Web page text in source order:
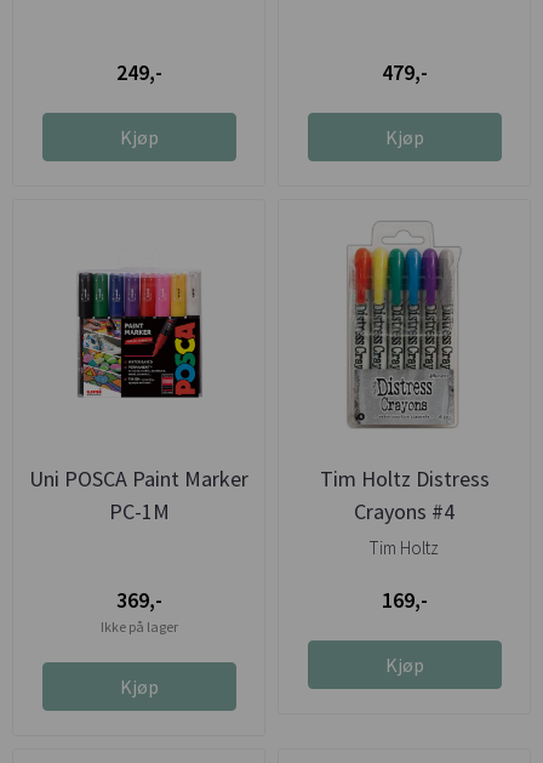
249,-
Kjøp
479,-
Kjøp
Uni POSCA Paint Marker
PC-1M
369,-
Ikke på lager
Kjøp
Tim Holtz Distress
Crayons #4
Tim Holtz
169,-
Kjøp